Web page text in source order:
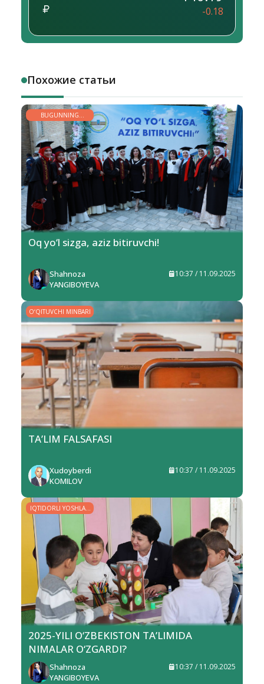
-0.18
Похожие статьи
BUGUNNING
YOSHLARI
Oq yo‘l sizga, aziz bitiruvchi!
Shahnoza
YANGIBOYEVA
10:37 / 11.09.2025
O‘QITUVCHI MINBARI
TA’LIM FALSAFASI
Xudoyberdi
KOMILOV
10:37 / 11.09.2025
IQTIDORLI YOSHLAR
– YURT KELAJAGI
2025-YILI O‘ZBEKISTON TA’LIMIDA
NIMALAR O‘ZGARDI?
Shahnoza
YANGIBOYEVA
10:37 / 11.09.2025